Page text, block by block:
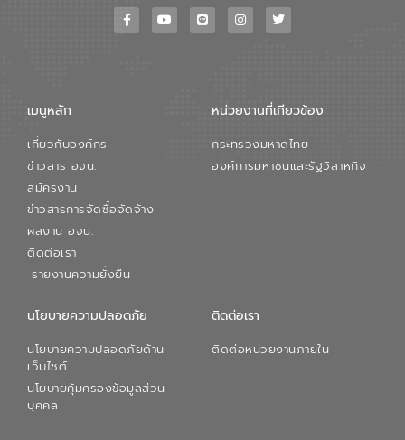
เพื่อสนับสนุนการพัฒนาเมืองอย่างยั่งยืน
ขณะที่ นายบดินทร์ อุดล กรรมการผู้อำนวย
สมดุลทางเศรษฐกิจและสิ่งแวดล้อมได้อย่าง
ภาคเอกชนในครั้งนี้ นับเป็นก้าวสำคัญของ
องค์การจัดการน้ำเสีย (อจน.) ในการร่วมวาง
เมนูหลัก
เกี่ยวกับองค์กร
ข่าวสาร อจน.
สมัครงาน
ข่าวสารการจัดซื้อจัดจ้าง
ผลงาน อจน.
ติดต่อเรา
รายงานความยั่งยืน
หน่วยงานที่เกียวข้อง
กระทรวงมหาดไทย
องค์การมหาชนและรัฐวิสาหกิจ
นโยบายความปลอดภัย
นโยบายความปลอดภัยด้าน
เว็บไซต์
นโยบายคุ้มครองข้อมูลส่วน
บุคคล
ติดต่อเรา
ติดต่อหน่วยงานภายใน